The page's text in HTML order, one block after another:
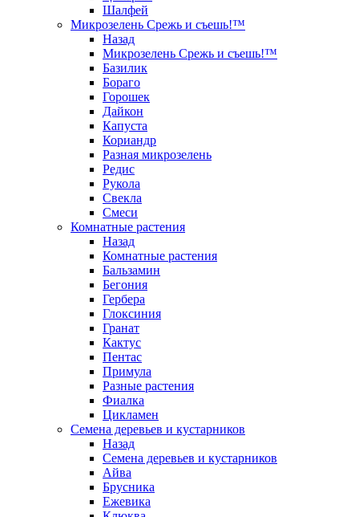
Шалфей
Микрозелень Срежь и съешь!™
Назад
Микрозелень Срежь и съешь!™
Базилик
Бораго
Горошек
Дайкон
Капуста
Кориандр
Разная микрозелень
Редис
Рукола
Свекла
Смеси
Комнатные растения
Назад
Комнатные растения
Бальзамин
Бегония
Гербера
Глоксиния
Гранат
Кактус
Пентас
Примула
Разные растения
Фиалка
Цикламен
Семена деревьев и кустарников
Назад
Семена деревьев и кустарников
Айва
Брусника
Ежевика